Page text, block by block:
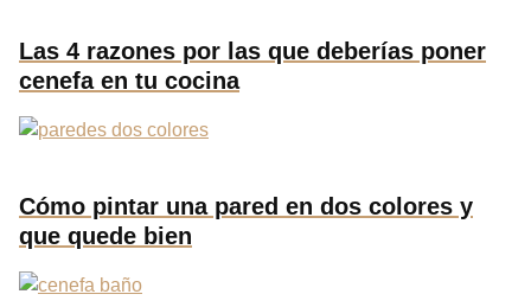
Las 4 razones por las que deberías poner
cenefa en tu cocina
Cómo pintar una pared en dos colores y
que quede bien